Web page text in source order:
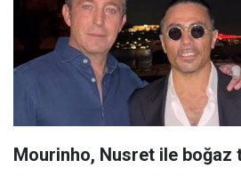
Mourinho, Nusret ile boğaz